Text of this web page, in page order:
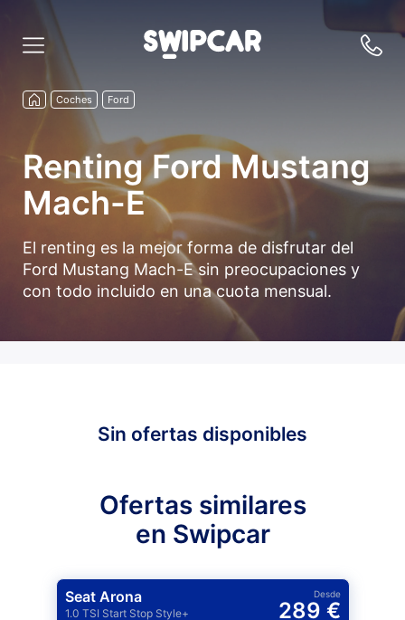
Coches Ford
Renting Ford Mustang
Mach-E
El renting es la mejor forma de disfrutar del
Ford Mustang Mach-E sin preocupaciones y
con todo incluido en una cuota mensual.
Sin ofertas disponibles
Ofertas similares
en Swipcar
Seat Arona
1.0 TSI Start Stop Style+
Desde
289 €